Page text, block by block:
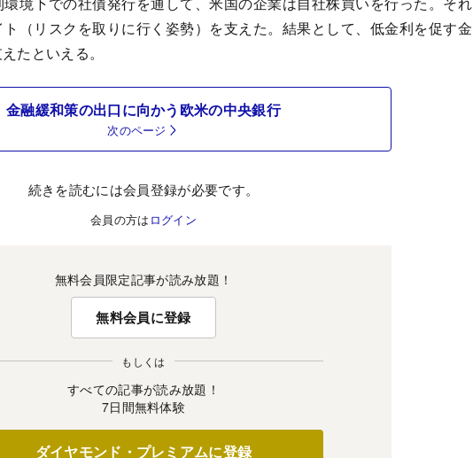
（リスクを取りに行く姿勢）を支えた。結果として、低金利を促す金
たといえる。
金融緩和策の出口に向かう欧米の中央銀行
次のページ
続きを読むには会員登録が必要です。
会員の方は ログイン
無料会員限定記事が読み放題！
無料会員に登録
もしくは
すべての記事が読み放題！
7日間無料体験
ダイヤモンド・プレミアムに登録